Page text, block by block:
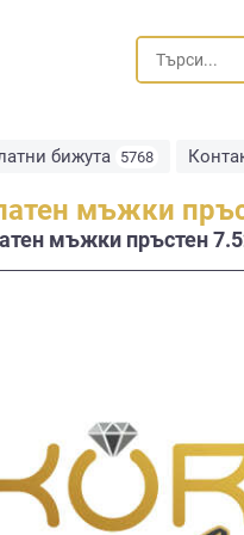
бижута 5768
мъжки
мъжки пръстен